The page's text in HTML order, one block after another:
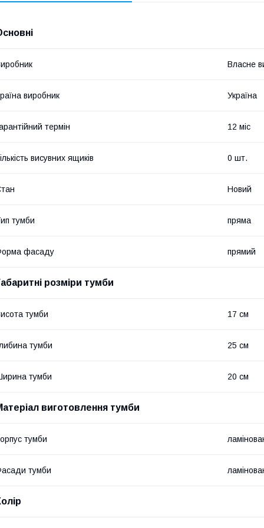
Власне
виробник Україна
термін 12 міс
висувних ящиків 0 шт.
Новий
тумби пряма
фасаду прямий
розміри тумби
тумби 17 см
тумби 25 см
тумби 20 см
виготовлення тумби
тумби
тумби